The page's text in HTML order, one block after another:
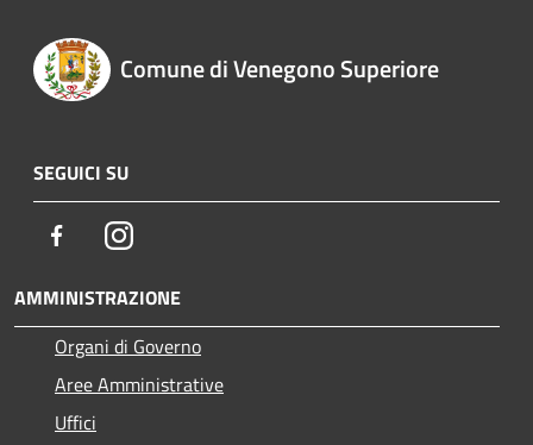
Comune di Venegono Superiore
SEGUICI SU
FacebookInstagram
AMMINISTRAZIONE
Organi di Governo
Aree Amministrative
Uffici